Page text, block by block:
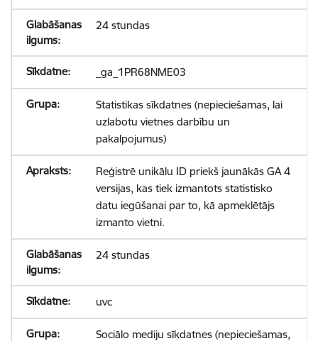
24 stundas
_ga_1PR68NME03
Statistikas sīkdatnes (nepieciešamas, lai
uzlabotu vietnes darbību un
pakalpojumus)
Reģistrē unikālu ID priekš jaunākās GA 4
versijas, kas tiek izmantots statistisko
datu iegūšanai par to, kā apmeklētājs
izmanto vietni.
24 stundas
uvc
Sociālo mediju sīkdatnes (nepieciešamas,